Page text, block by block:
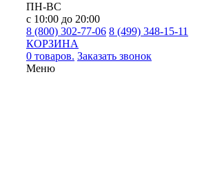
ПН-ВС
с 10:00 до 20:00
8 (800) 302-77-06 8 (499) 348-15-11
КОРЗИНА
0 товаров. Заказать звонок
Меню